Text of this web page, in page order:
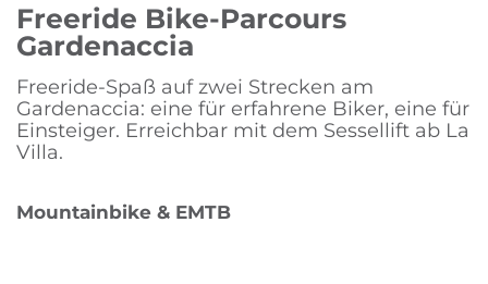
Freeride Bike-Parcours
Gardenaccia
Freeride-Spaß auf zwei Strecken am
Gardenaccia: eine für erfahrene Biker, eine für
Einsteiger. Erreichbar mit dem Sessellift ab La
Villa.
Mountainbike & EMTB